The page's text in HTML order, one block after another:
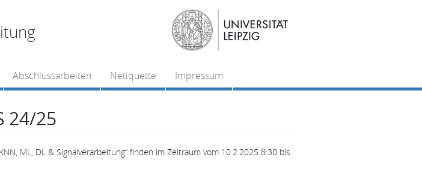
Abschlussarbeiten Netiquette Impressum
24/25
ML, DL & Signalverarbeitung“ finden im Zeitraum vom 10.2.2025 8:30 bis